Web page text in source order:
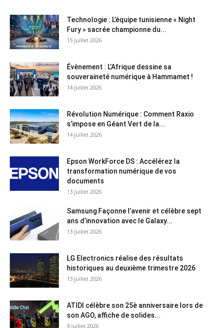
Technologie : L’équipe tunisienne « Night
Fury » sacrée championne du...
15 juillet 2026
Évènement : L’Afrique dessine sa
souveraineté numérique à Hammamet !
14 juillet 2026
Révolution Numérique : Comment Raxio
s’impose en Géant Vert de la...
14 juillet 2026
Epson WorkForce DS : Accélérez la
transformation numérique de vos
documents
13 juillet 2026
Samsung Façonne l’avenir et célèbre sept
ans d’innovation avec le Galaxy...
13 juillet 2026
LG Electronics réalise des résultats
historiques au deuxième trimestre 2026
13 juillet 2026
ATIDI célèbre son 25è anniversaire lors de
son AGO, affiche de solides...
9 juillet 2026